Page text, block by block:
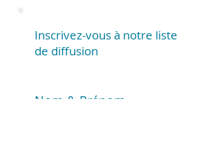
Inscrivez-vous à notre liste
de diffusion
Nom & Prénom